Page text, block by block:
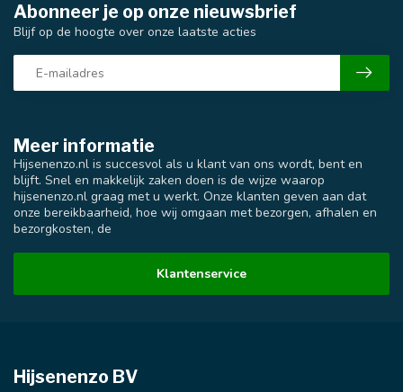
Meer informatie
Hijsenenzo.nl is succesvol als u klant van ons wordt, bent en
blijft. Snel en makkelijk zaken doen is de wijze waarop
hijsenenzo.nl graag met u werkt. Onze klanten geven aan dat
onze bereikbaarheid, hoe wij omgaan met bezorgen, afhalen en
bezorgkosten, de
Klantenservice
Abonneer je op onze nieuwsbrief
Blijf op de hoogte over onze laatste acties
Hijsenenzo BV